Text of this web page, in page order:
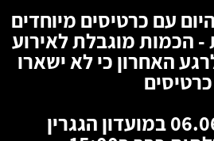
עם כרטיסים מיוחדים
הכמות מוגבלת לאירוע
האחרון כי לא ישארו
כרטיסים